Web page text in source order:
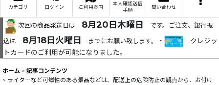
カテゴリ ログイン ご利用案内
本人確認送信
手順
問い合わせ
次回の商品発送日は 8月20日木曜日
です。ご注文、銀行振
込は
8月18日火曜日 までにお願い致します。 ・
クレジッ
トカードのご利用が可能になりました。
ホーム > 記事コンテンツ
> ライターなど可燃性のある景品などは、配送上の危険防止の観点から、お付け